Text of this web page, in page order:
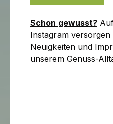
Schon gewusst?
Instagram
Neuigkeiten und
unserem Genuss-